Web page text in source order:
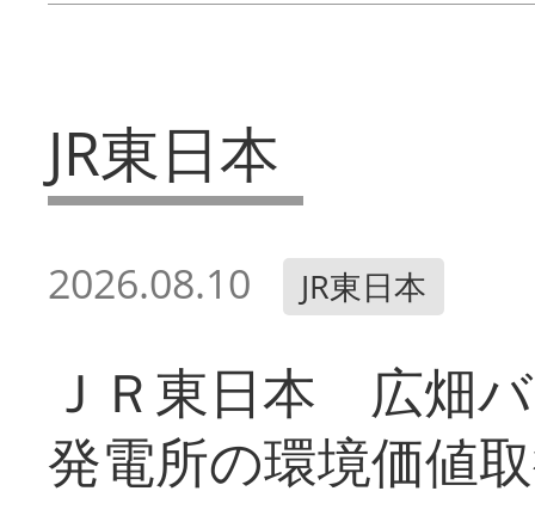
JR東日本
2026.08.10 JR東日本
ＪＲ東日本 広畑
発電所の環境価値